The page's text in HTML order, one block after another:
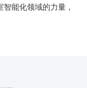
能化领域的力量，